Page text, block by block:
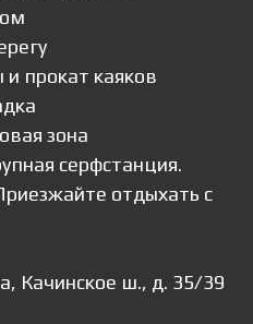
прокат каяков
зона
серфстанция.
отдыхать с
Качинское ш., д. 35/39